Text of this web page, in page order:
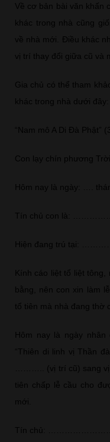
Về cơ bản bài văn khấn
khác trong nhà cũng
về nhà mới. Điều khác
vị trí thay đổi giữa cũ và
Gia chủ có thể tham
khác trong nhà dưới đây:
“Nam mô A Di Đà Phật”
Con lạy chín phương
Hôm nay là ngày: ….
Tín chủ con là:
Hiện đang trú tại:
Kính cáo liệt tổ liệt
bằng, nên con xin làm
tổ tiên mà nhà đang thờ
Hôm nay là ngày
“Thiên di linh vị Thần
……….. (vị trí cũ) sang
tiên chấp lễ cầu cho
mới.
Tín chủ: …………………….